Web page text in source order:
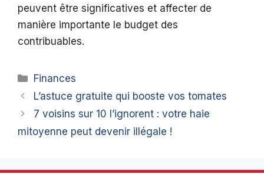
peuvent être significatives et affecter de
manière importante le budget des
contribuables.
Catégories
Finances
L’astuce gratuite qui booste vos tomates
7 voisins sur 10 l’ignorent : votre haie
mitoyenne peut devenir illégale !